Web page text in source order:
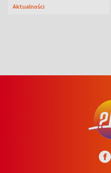
Aktualności